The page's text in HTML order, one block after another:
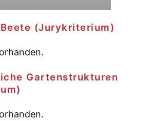
(Jurykriterium)
Gartenstrukturen